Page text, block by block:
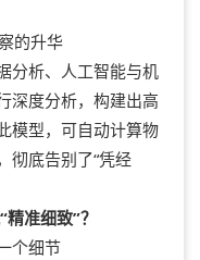
的升华
析、人工智能与机
深度分析，构建出高
模型，可自动计算物
彻底告别了“凭经
准细致”？
个细节